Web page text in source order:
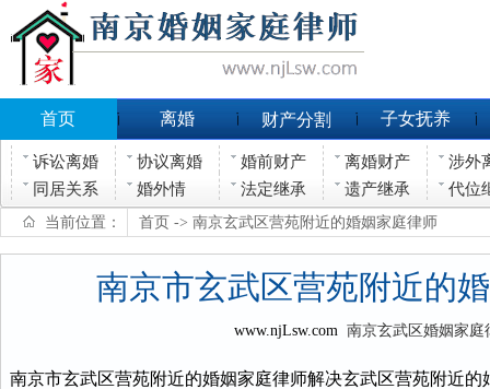
首页 离婚 财产分割 子女抚养
诉讼离婚 协议离婚 婚前财产 离婚财产
涉外
同居关系
婚外情 法定继承 遗产继承 代位
当前位置： 首页 -> 南京玄武区营苑附近的婚姻家庭律师
南京市玄武区营苑附近的
www.njLsw.com南京玄武区婚姻家庭
南京市玄武区营苑附近的婚姻家庭律师解决玄武区营苑附近